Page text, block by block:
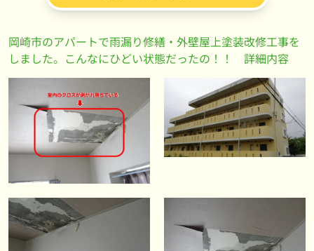
岡崎市のアパートで雨漏り修繕・外壁屋上塗装改修工事を
しました。こんなにひどい状態だったの！！ 詳細内容